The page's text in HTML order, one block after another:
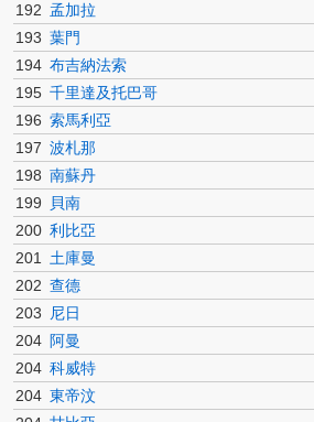
192 孟加拉
193 葉門
194 布吉納法索
195 千里達及托巴哥
196 索馬利亞
197 波札那
198 南蘇丹
199
貝南
200 利比亞
201
土庫曼
202 查德
203
尼日
204 阿曼
204 科威特
204 東帝汶